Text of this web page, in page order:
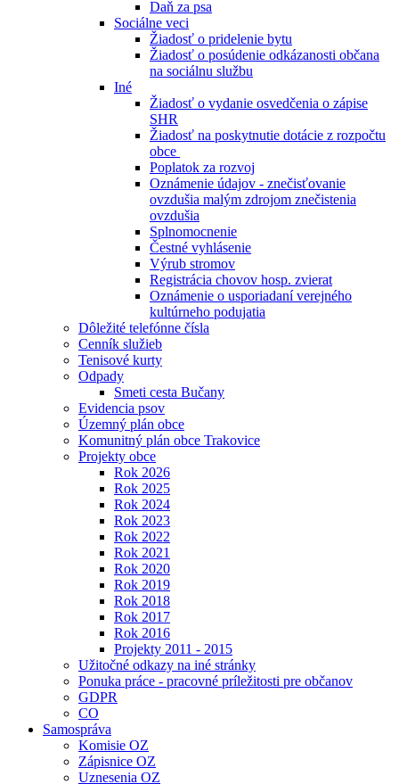
Daň za psa
Sociálne veci
Žiadosť o pridelenie bytu
Žiadosť o posúdenie odkázanosti občana
na sociálnu službu
Iné
Žiadosť o vydanie osvedčenia o zápise
SHR
Žiadosť na poskytnutie dotácie z rozpočtu
obce
Poplatok za rozvoj
Oznámenie údajov - znečisťovanie
ovzdušia malým zdrojom znečistenia
ovzdušia
Splnomocnenie
Čestné vyhlásenie
Výrub stromov
Registrácia chovov hosp. zvierat
Oznámenie o usporiadaní verejného
kultúrneho podujatia
Dôležité telefónne čísla
Cenník služieb
Tenisové kurty
Odpady
Smeti cesta Bučany
Evidencia psov
Územný plán obce
Komunitný plán obce Trakovice
Projekty obce
Rok 2026
Rok 2025
Rok 2024
Rok 2023
Rok 2022
Rok 2021
Rok 2020
Rok 2019
Rok 2018
Rok 2017
Rok 2016
Projekty 2011 - 2015
Užitočné odkazy na iné stránky
Ponuka práce - pracovné príležitosti pre občanov
GDPR
CO
Samospráva
Komisie OZ
Zápisnice OZ
Uznesenia OZ